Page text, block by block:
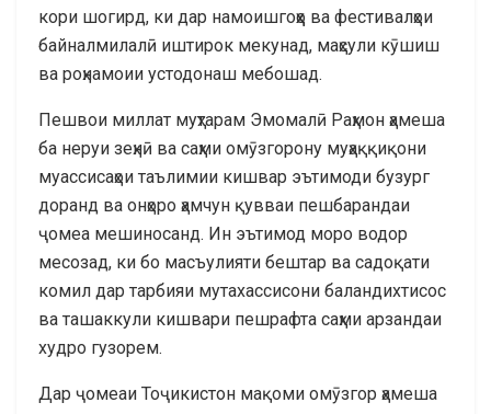
кори шогирд, ки дар намоишгоҳҳо ва фестивалҳои
байналмилалӣ иштирок мекунад, маҳсули кӯшиш
ва роҳнамоии устодонаш мебошад.
Пешвои миллат муҳтарам Эмомалӣ Раҳмон ҳамеша
ба неруи зеҳнӣ ва саҳми омӯзгорону муҳаққиқони
муассисаҳои таълимии кишвар эътимоди бузург
доранд ва онҳоро ҳамчун қувваи пешбарандаи
ҷомеа мешиносанд. Ин эътимод моро водор
месозад, ки бо масъулияти бештар ва садоқати
комил дар тарбияи мутахассисони баландихтисос
ва ташаккули кишвари пешрафта саҳми арзандаи
худро гузорем.
Дар ҷомеаи Тоҷикистон мақоми омӯзгор ҳамеша